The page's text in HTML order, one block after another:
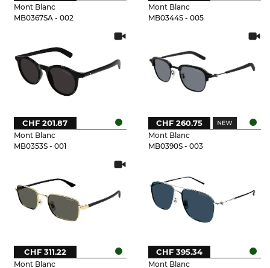
Mont Blanc
MB0367SA - 002
Mont Blanc
MB0344S - 005
Mont Blanc
MB0353S - 001
CHF 201.87
Mont Blanc
MB0390S - 003
CHF 260.75
Mont Blanc
CHF 311.22
Mont Blanc
CHF 395.34